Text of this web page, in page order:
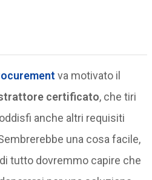
va motivato il
certificato, che tiri
anche altri requisiti
una cosa facile,
tutto dovremmo capire che